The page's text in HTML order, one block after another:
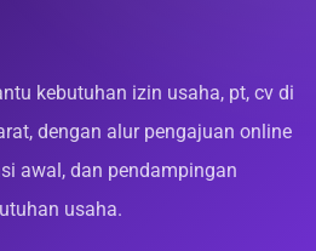
kebutuhan izin usaha, pt, cv di
dengan alur pengajuan online
awal, dan pendampingan
usaha.